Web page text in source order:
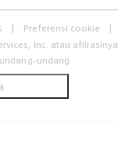
Preferensi cookie
Inc. atau afiliasinya.
undang.